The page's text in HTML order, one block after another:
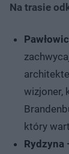
Na trasie
wizjoner,
który
Rydzyna